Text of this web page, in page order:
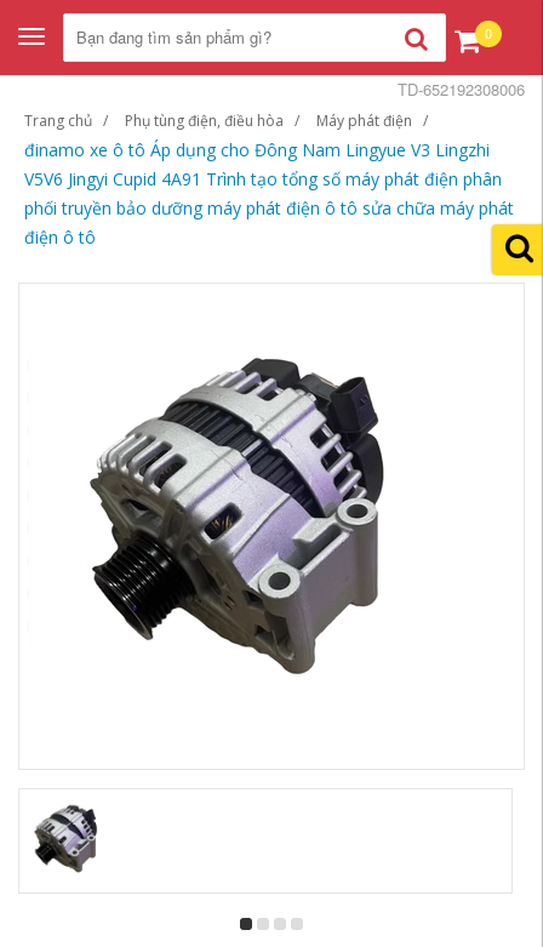
Toggle
navigation
0
Trang chủ Phụ tùng điện, điều hòa Máy phát điện
đinamo xe ô tô Áp dụng cho Đông Nam Lingyue V3 Lingzhi
V5V6 Jingyi Cupid 4A91 Trình tạo tổng số máy phát điện phân
phối truyền bảo dưỡng máy phát điện ô tô sửa chữa máy phát
điện ô tô
TD-652192308006